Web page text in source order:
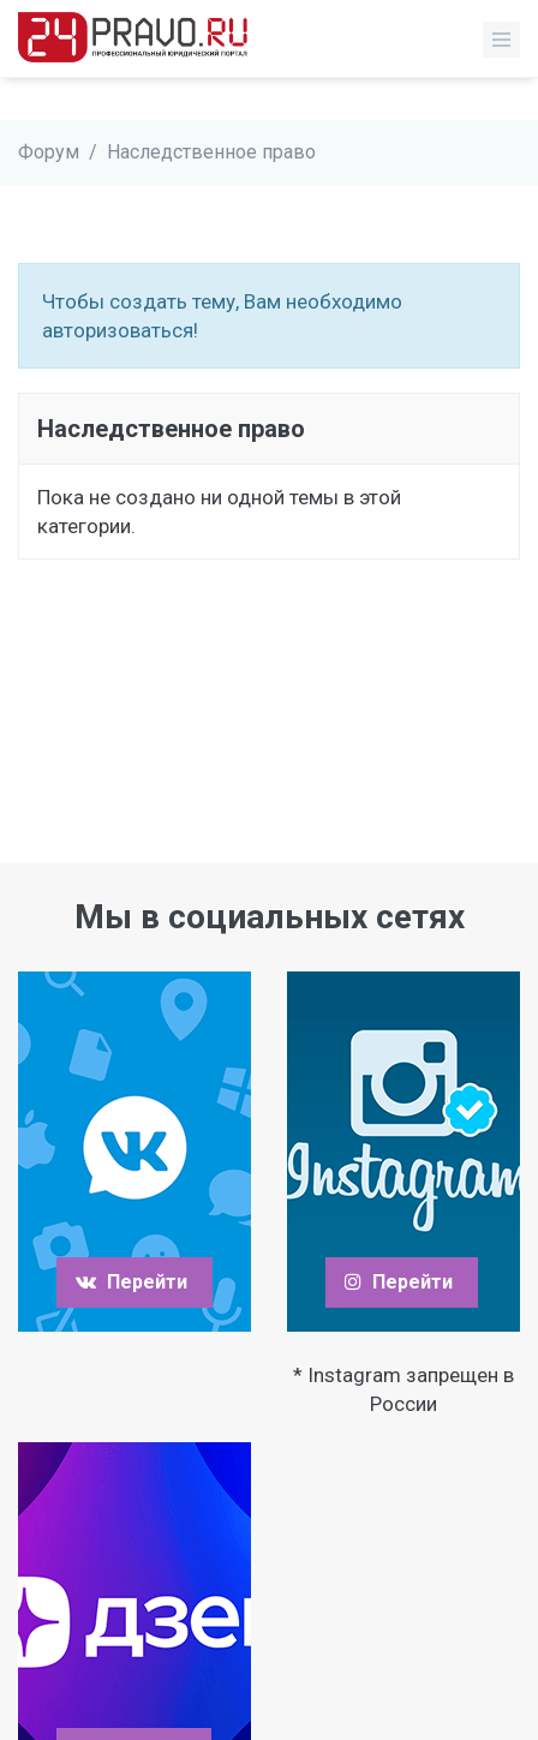
Форум / Наследственное право
Чтобы создать тему, Вам необходимо
авторизоваться!
Наследственное право
Пока не создано ни одной темы в этой
категории.
Мы в социальных сетях
Перейти Перейти
* Instagram запрещен в
России